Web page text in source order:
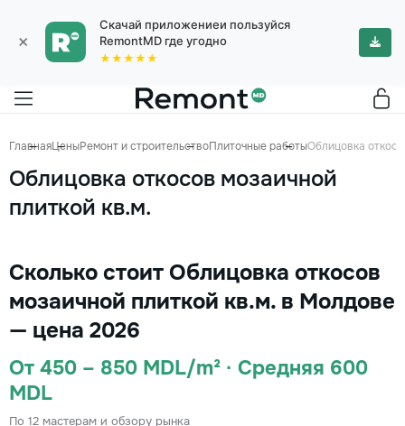
×
Скачай приложениеи пользуйся
RemontMD где угодно
★★★★★
ГлавнаяЦеныРемонт и строительствоПлиточные работыОблицовка
Облицовка откосов мозаичной
плиткой кв.м.
Сколько стоит Облицовка откосов
мозаичной плиткой кв.м. в Молдове
— цена 2026
От 450 – 850 MDL/m² · Средняя 600
MDL
По 12 мастерам и обзору рынка